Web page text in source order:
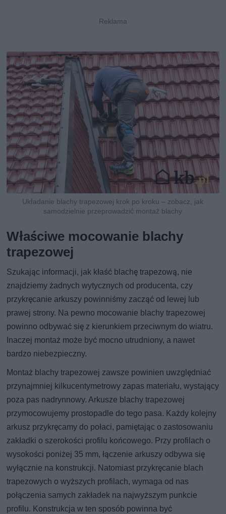
Układanie blachy trapezowej krok po kroku – zobacz, jak
samodzielnie przeprowadzić montaż blachy
Właściwe mocowanie blachy
trapezowej
Szukając informacji, jak kłaść blachę trapezową, nie
znajdziemy żadnych wytycznych od producenta, czy
przykręcanie arkuszy powinniśmy zacząć od lewej lub
prawej strony. Na pewno mocowanie blachy trapezowej
powinno odbywać się z kierunkiem przeciwnym do wiatru.
Inaczej montaż może być mocno utrudniony, a nawet
bardzo niebezpieczny.
Montaż blachy trapezowej zawsze powinien uwzględniać
przynajmniej kilkucentymetrowy zapas materiału, wystający
poza pas nadrynnowy. Arkusze blachy trapezowej
przymocowujemy prostopadle do tego pasa. Każdy kolejny
arkusz przykręcamy do połaci, pamiętając o zastosowaniu
zakładki o szerokości profilu końcowego. Przy profilach o
wysokości poniżej 35 mm, łączenie arkuszy odbywa się
wyłącznie na konstrukcji. Natomiast przykręcanie blach
trapezowych o wyższych profilach, wymaga od nas
połączenia samych zakładek na najwyższym punkcie
profilu. Konstrukcja w ten sposób powinna być